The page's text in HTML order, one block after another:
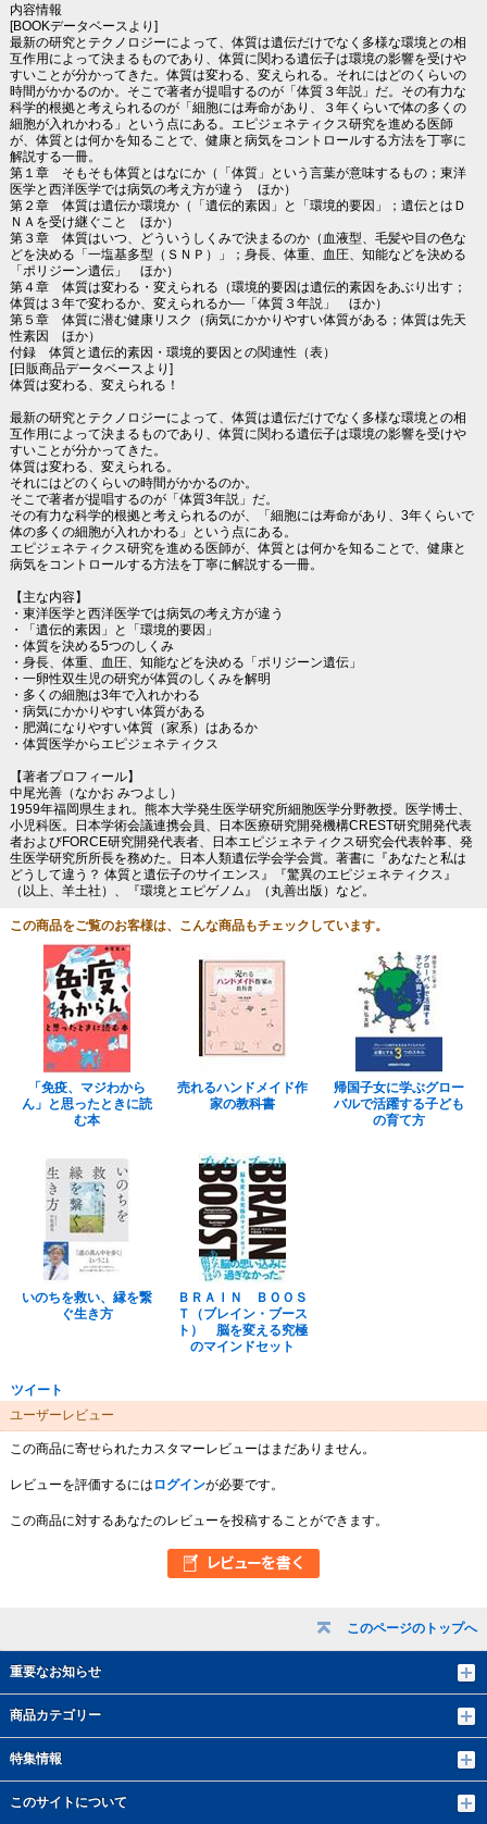
このページのトップへ
重要なお知らせ
商品カテゴリー
特集情報
このサイトについて
内容情報
[BOOKデータベースより]
最新の研究とテクノロジーによって、体質は遺伝だけでなく多様な環境との相
互作用によって決まるものであり、体質に関わる遺伝子は環境の影響を受けや
すいことが分かってきた。体質は変わる、変えられる。それにはどのくらいの
時間がかかるのか。そこで著者が提唱するのが「体質３年説」だ。その有力な
科学的根拠と考えられるのが「細胞には寿命があり、３年くらいで体の多くの
細胞が入れかわる」という点にある。エピジェネティクス研究を進める医師
が、体質とは何かを知ることで、健康と病気をコントロールする方法を丁寧に
解説する一冊。
第１章 そもそも体質とはなにか（「体質」という言葉が意味するもの；東洋
医学と西洋医学では病気の考え方が違う ほか）
第２章 体質は遺伝か環境か（「遺伝的素因」と「環境的要因」；遺伝とはＤ
ＮＡを受け継ぐこと ほか）
第３章 体質はいつ、どういうしくみで決まるのか（血液型、毛髪や目の色な
どを決める「一塩基多型（ＳＮＰ）」；身長、体重、血圧、知能などを決める
「ポリジーン遺伝」 ほか）
第４章 体質は変わる・変えられる（環境的要因は遺伝的素因をあぶり出す；
体質は３年で変わるか、変えられるか―「体質３年説」 ほか）
第５章 体質に潜む健康リスク（病気にかかりやすい体質がある；体質は先天
性素因 ほか）
付録 体質と遺伝的素因・環境的要因との関連性（表）
[日販商品データベースより]
体質は変わる、変えられる！
最新の研究とテクノロジーによって、体質は遺伝だけでなく多様な環境との相
互作用によって決まるものであり、体質に関わる遺伝子は環境の影響を受けや
すいことが分かってきた。
体質は変わる、変えられる。
それにはどのくらいの時間がかかるのか。
そこで著者が提唱するのが「体質3年説」だ。
その有力な科学的根拠と考えられるのが、「細胞には寿命があり、3年くらいで
体の多くの細胞が入れかわる」という点にある。
エピジェネティクス研究を進める医師が、体質とは何かを知ることで、健康と
病気をコントロールする方法を丁寧に解説する一冊。
【主な内容】
・東洋医学と西洋医学では病気の考え方が違う
・「遺伝的素因」と「環境的要因」
・体質を決める5つのしくみ
・身長、体重、血圧、知能などを決める「ポリジーン遺伝」
・一卵性双生児の研究が体質のしくみを解明
・多くの細胞は3年で入れかわる
・病気にかかりやすい体質がある
・肥満になりやすい体質（家系）はあるか
・体質医学からエピジェネティクス
【著者プロフィール】
中尾光善（なかお みつよし）
1959年福岡県生まれ。熊本大学発生医学研究所細胞医学分野教授。医学博士、
小児科医。日本学術会議連携会員、日本医療研究開発機構CREST研究開発代表
者およびFORCE研究開発代表者、日本エピジェネティクス研究会代表幹事、発
生医学研究所所長を務めた。日本人類遺伝学会学会賞。著書に『あなたと私は
どうして違う？ 体質と遺伝子のサイエンス』『驚異のエピジェネティクス』
（以上、羊土社）、『環境とエピゲノム』（丸善出版）など。
この商品をご覧のお客様は、こんな商品もチェックしています。
「免疫、マジわから
ん」と思ったときに読
む本
売れるハンドメイド作
家の教科書
帰国子女に学ぶグロー
バルで活躍する子ども
の育て方
いのちを救い、縁を繋
ぐ生き方
ＢＲＡＩＮ ＢＯＯＳ
Ｔ（ブレイン・ブース
ト） 脳を変える究極
のマインドセット
ツイート
ユーザーレビュー
この商品に寄せられたカスタマーレビューはまだありません。
レビューを評価するには ログインが必要です。
この商品に対するあなたのレビューを投稿することができます。